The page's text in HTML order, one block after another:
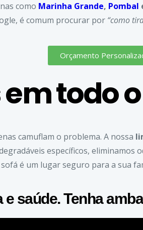
como Marinha Grande, Pombal
é comum procurar por “como
Orçamento
todo
camuflam o problema. A nossa
específicos, eliminamos
é um lugar seguro para a sua
saúde. Tenha